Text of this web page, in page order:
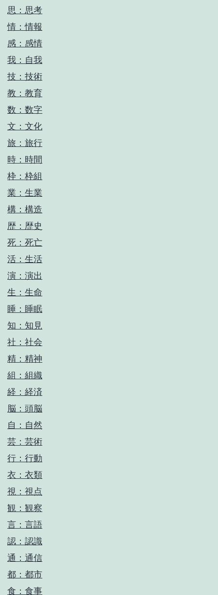
思：思考
情：情報
感：感情
我：自我
技：技術
教：教育
数：数字
文：文化
旅：旅行
時：時間
枠：枠組
業：生業
構：構造
歴：歴史
死：死亡
活：生活
演：演出
生：生命
睡：睡眠
知：知見
社：社会
精：精神
組：組織
経：経済
脳：頭脳
自：自然
芸：芸術
行：行動
衣：衣類
視：視点
観：観察
言：言語
認：認識
通：通信
都：都市
食：食事